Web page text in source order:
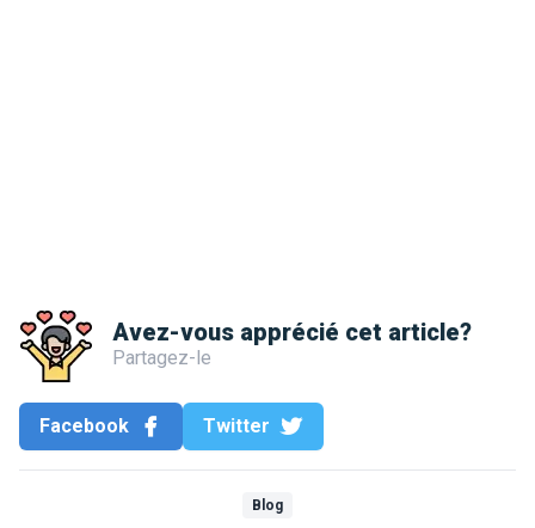
Avez-vous apprécié cet article?
Partagez-le
Facebook Twitter
Blog